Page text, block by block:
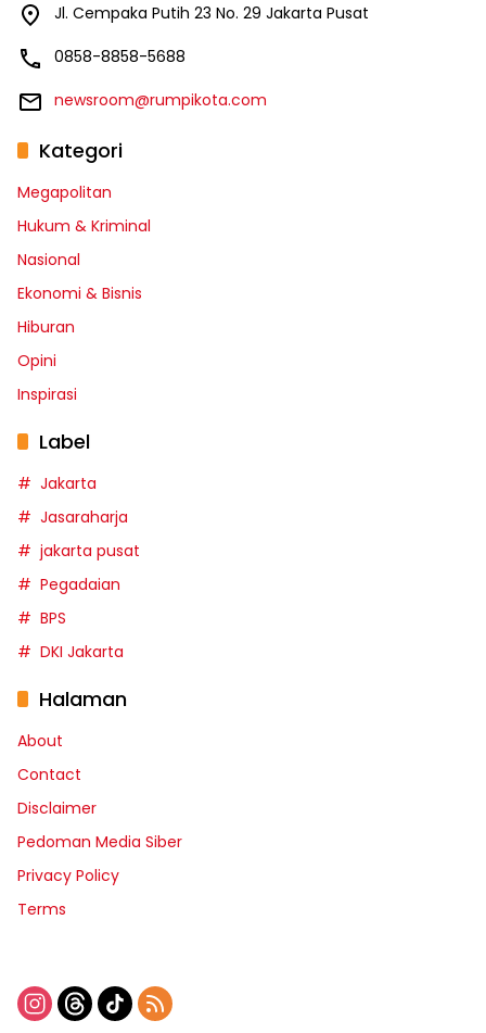
Jl. Cempaka Putih 23 No. 29 Jakarta Pusat
0858-8858-5688
newsroom@rumpikota.com
Kategori
Megapolitan
Hukum & Kriminal
Nasional
Ekonomi & Bisnis
Hiburan
Opini
Inspirasi
Label
Jakarta
Jasaraharja
jakarta pusat
Pegadaian
BPS
DKI Jakarta
Halaman
About
Contact
Disclaimer
Pedoman Media Siber
Privacy Policy
Terms